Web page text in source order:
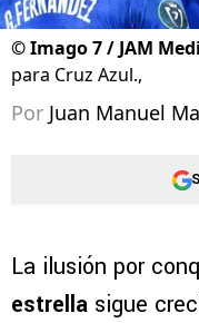
©Imago 7 / JAM
para Cruz Azul.,
Por Juan Manuel
La ilusión por
estrella sigue